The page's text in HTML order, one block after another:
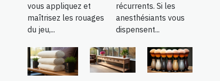
vous appliquez et
maîtrisez les rouages
du jeu,...
récurrents. Si les
anesthésiants vous
dispensent...